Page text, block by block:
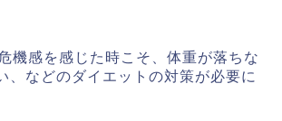
機感を感じた時こそ、体重が落ちな
、などのダイエットの対策が必要に